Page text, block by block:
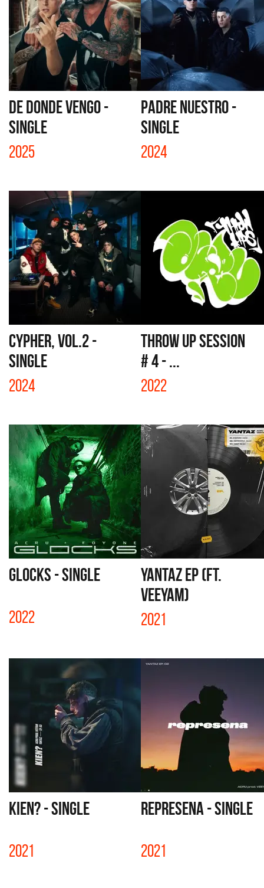
DE DONDE VENGO -
SINGLE
2025
PADRE NUESTRO -
SINGLE
2024
CYPHER, VOL.2 -
SINGLE
2024
THROW UP SESSION
# 4 - ...
2022
GLOCKS - SINGLE
2022
YANTAZ EP (FT.
VEEYAM)
2021
KIEN? - SINGLE
2021
REPRESENA - SINGLE
2021